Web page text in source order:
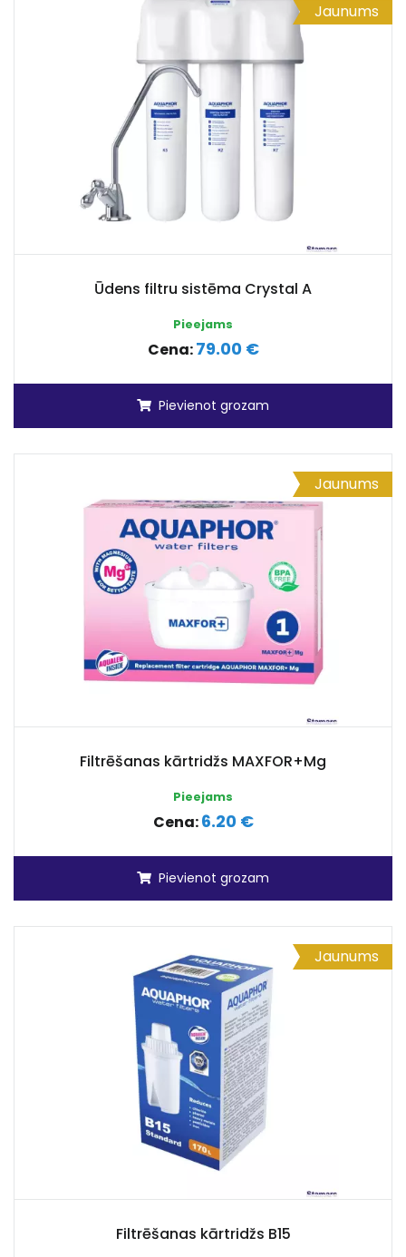
Jaunums
Ūdens filtru sistēma Crystal A
Pieejams
Cena:79.00 €
Pievienot grozam
Jaunums
Filtrēšanas kārtridžs MAXFOR+Mg
Pieejams
Cena:6.20 €
Pievienot grozam
Jaunums
Filtrēšanas kārtridžs B15